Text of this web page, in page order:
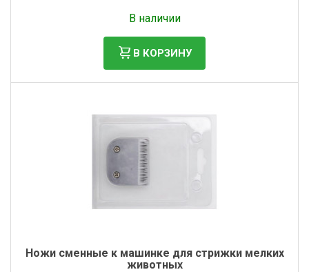
В наличии
В КОРЗИНУ
Ножи сменные к машинке для стрижки мелких
животных